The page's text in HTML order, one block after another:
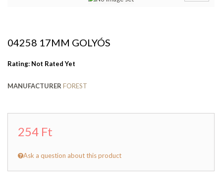
04258 17MM GOLYÓS
Rating: Not Rated Yet
MANUFACTURER FOREST
254 Ft
Ask a question about this product